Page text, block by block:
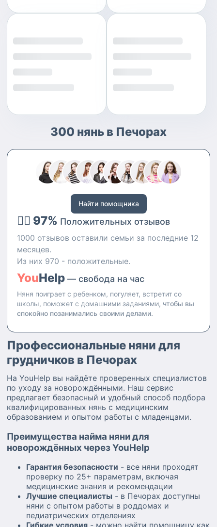
300 нянь в Печорах
Найти помощника
👍🏻 97% Положительных отзывов
1000 отзывов оставили семьи за последние 12
месяцев.
Из них 970 - положительные.
YouHelp — свобода на час
Няня поиграет с ребенком, погуляет, встретит со
школы, поможет с домашними заданиями, чтобы вы
спокойно позанимались своими делами.
Профессиональные няни для
грудничков в Печорах
На YouHelp вы найдёте проверенных специалистов
по уходу за новорождёнными. Наш сервис
предлагает безопасный и удобный способ подбора
квалифицированных нянь с медицинским
образованием и опытом работы с младенцами.
Преимущества найма няни для
новорождённых через YouHelp
Гарантия безопасности - все няни проходят
проверку по 25+ параметрам, включая
медицинские знания и рекомендации
Лучшие специалисты - в Печорах доступны
няни с опытом работы в роддомах и
педиатрических отделениях